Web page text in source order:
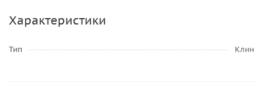
Характеристики
Тип Клин